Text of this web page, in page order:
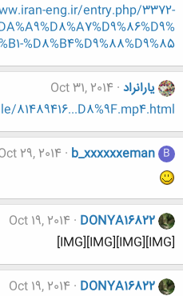
eng.ir/entry.php/3372-
%D8%B4%D9%88%D9%85
یارانراد Oct 31, 2014
B
b_xxxxxxeman
29, 2014
DONYA16822
Oct 19, 2014
[IMG][IMG][IMG][IMG]
DONYA16822
Oct 19, 2014